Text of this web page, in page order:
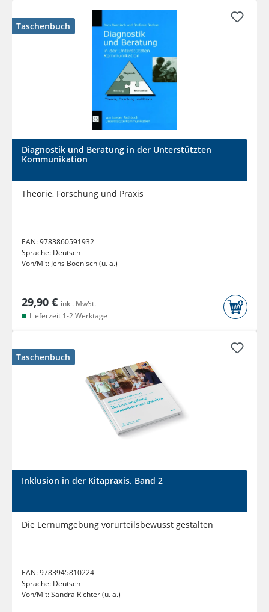
Taschenbuch
Diagnostik und Beratung in der Unterstützten
Kommunikation
Theorie, Forschung und Praxis
EAN:9783860591932
Sprache: Deutsch
Von/Mit: Jens Boenisch (u. a.)
29,90 € inkl. MwSt.
Lieferzeit 1-2 Werktage
Taschenbuch
Inklusion in der Kitapraxis. Band 2
Die Lernumgebung vorurteilsbewusst gestalten
EAN:9783945810224
Sprache: Deutsch
Von/Mit:Sandra Richter (u. a.)